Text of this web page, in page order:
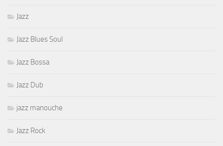
Jazz
Jazz Blues Soul
Jazz Bossa
Jazz Dub
jazz manouche
Jazz Rock